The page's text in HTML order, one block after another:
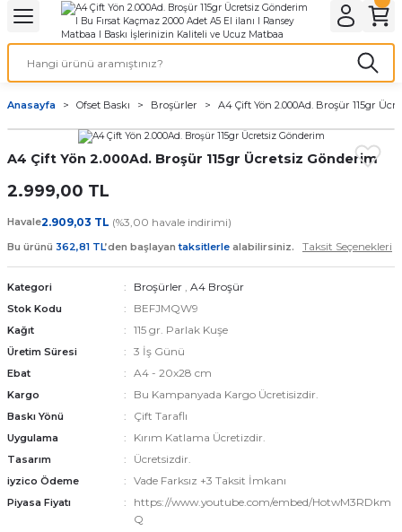
Geri Dön
Geri Dön
Kağıdı
Geri Dön
Geri Dön
Ürünleri
Geri Dön
Geri Dön
Geri Dön
Anasayfa Ofset Baskı Broşürler A4 Çift Yön 2.000Ad. Broşür 115gr
A4 Çift Yön 2.000Ad. Broşür 115gr Ücretsiz Gönderim
2.999,00 TL
Havale2.909,03 TL (%3,00 havale indirimi)
Bu ürünü 362,81 TL’den başlayantaksitlerle alabilirsiniz. Taksit Seçenekleri
Kategori Broşürler , A4 Broşür
Stok Kodu BEFJMQW9
Kağıt 115 gr. Parlak Kuşe
Üretim Süresi 3 İş Günü
Ebat A4 - 20x28 cm
Kargo Bu Kampanyada Kargo Ücretisizdir.
Baskı Yönü Çift Taraflı
Uygulama Kırım Katlama Ücretizdir.
Tasarım Ücretsizdir.
iyzico Ödeme Vade Farksız +3 Taksit İmkanı
Piyasa Fiyatı
https://www.youtube.com/embed/HotwM3RDkm
Q